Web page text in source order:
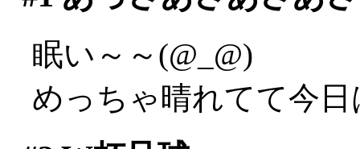
眠い～～(@_@)
めっちゃ晴れてて今